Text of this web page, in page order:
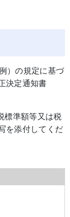
）の規定に基づ
決定通知書
標準額等又は税
を添付してくだ